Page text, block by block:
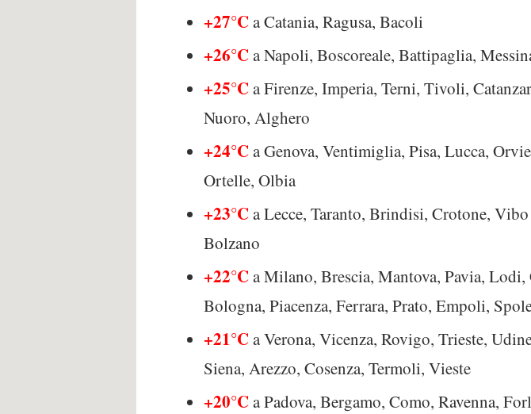
+27°Ca Catania, Ragusa, Bacoli
+26°Ca Napoli, Boscoreale, Battipaglia,
+25°Ca Firenze, Imperia, Terni, Tivoli,
Nuoro, Alghero
+24°Ca Genova, Ventimiglia, Pisa, Lucca,
Ortelle, Olbia
+23°Ca Lecce, Taranto, Brindisi, Crotone,
Bolzano
+22°Ca Milano, Brescia, Mantova, Pavia, Lodi,
Bologna, Piacenza, Ferrara, Prato, Empoli,
+21°Ca Verona, Vicenza, Rovigo, Trieste,
Siena, Arezzo, Cosenza, Termoli, Vieste
+20°Ca Padova, Bergamo, Como, Ravenna,